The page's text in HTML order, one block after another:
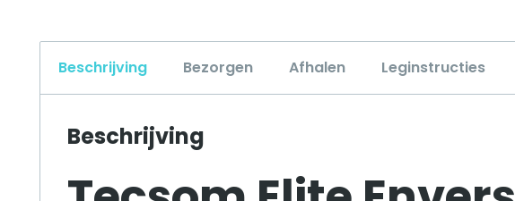
Beschrijving Bezorgen Afhalen Leginstructies
Beschrijving